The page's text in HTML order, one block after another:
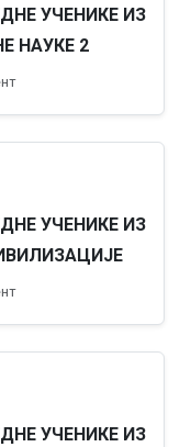
УЧЕНИКЕ ИЗ
НАУКЕ 2
УЧЕНИКЕ ИЗ
УЧЕНИКЕ ИЗ